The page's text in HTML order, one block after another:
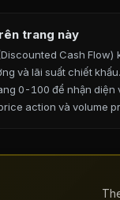
trang này
Cash
và lãi suất chiết
0-100 để nhận diện
action và volume